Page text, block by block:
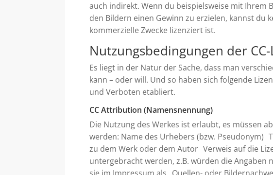
auch indirekt. Wenn du beispielsweise mit Ihrem
den Bildern einen Gewinn zu erzielen, kannst du
kommerzielle Zwecke lizenziert ist.
Nutzungsbedingungen der
Es liegt in der Natur der Sache, dass man
kann – oder will. Und so haben sich folgende
und Verboten etabliert.
CC Attribution (Namensnennung)
Die Nutzung des Werkes ist erlaubt, es müssen
werden: Name des Urhebers (bzw. Pseudonym)
zu dem Werk oder dem Autor Verweis auf die
untergebracht werden, z.B. würden die Angaben